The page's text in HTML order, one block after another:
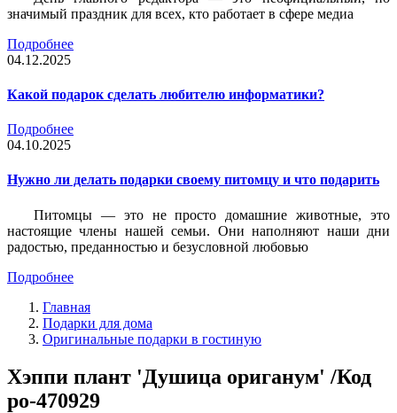
значимый праздник для всех, кто работает в сфере медиа
Подробнее
04.12.2025
Какой подарок сделать любителю информатики?
Подробнее
04.10.2025
Нужно ли делать подарки своему питомцу и что подарить
Питомцы — это не просто домашние животные, это
настоящие члены нашей семьи. Они наполняют наши дни
радостью, преданностью и безусловной любовью
Подробнее
Главная
Подарки для дома
Оригинальные подарки в гостиную
Хэппи плант 'Душица ориганум' /Код
po-470929